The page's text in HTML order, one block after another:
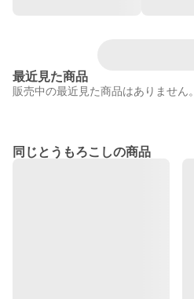
最近見た商品
販売中の最近見た商品はありません。
同じとうもろこしの商品